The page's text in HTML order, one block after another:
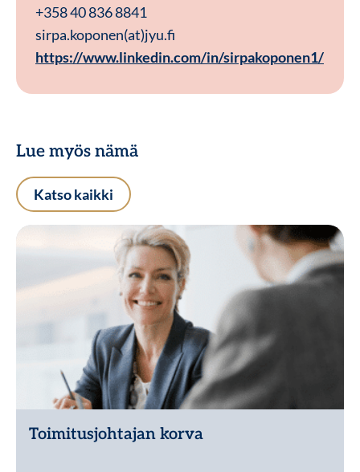
+358 40 836 8841
sirpa.koponen(at)jyu.fi
https://www.linkedin.com/in/sirpakoponen1/
Lue myös nämä
Katso kaikki
Toimitusjohtajan korva